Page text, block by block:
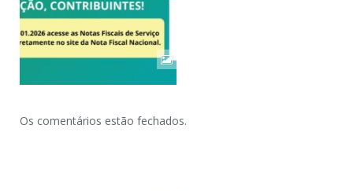
Os comentários estão fechados.